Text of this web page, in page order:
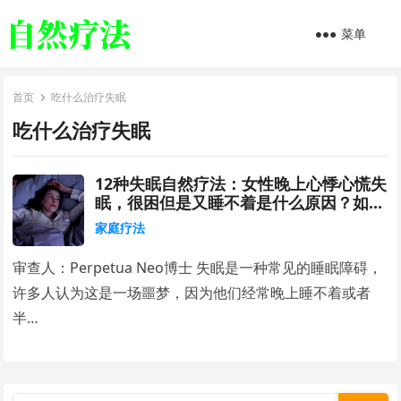
菜单
首页 吃什么治疗失眠
吃什么治疗失眠
12种失眠自然疗法：女性晚上心悸心慌失
眠，很困但是又睡不着是什么原因？如何
治疗失眠最有效的方法？
家庭疗法
审查人：Perpetua Neo博士 失眠是一种常见的睡眠障碍，
许多人认为这是一场噩梦，因为他们经常晚上睡不着或者
半…